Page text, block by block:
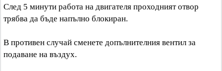
След 5 минути работа на двигателя проходният отвор
трябва да бъде напълно блокиран.
В противен случай сменете допълнителния вентил за
подаване на въздух.